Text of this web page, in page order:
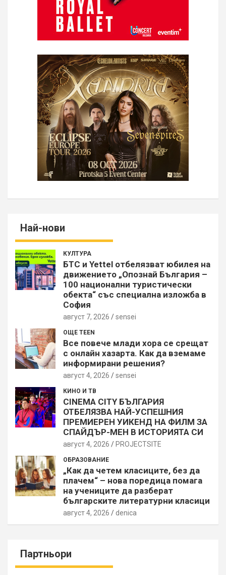
Най-нови
КУЛТУРА
БТС и Yettel отбелязват юбилея на
движението „Опознай България –
100 национални туристически
обекта“ със специална изложба в
София
август 7, 2026 sensei
ОЩЕ TEEN
Все повече млади хора се срещат
с онлайн хазарта. Как да вземаме
информирани решения?
август 4, 2026 sensei
КИНО И ТВ
CINEMA CITY БЪЛГАРИЯ
ОТБЕЛЯЗВА НАЙ-УСПЕШНИЯ
ПРЕМИЕРЕН УИКЕНД НА ФИЛМ ЗА
СПАЙДЪР-МЕН В ИСТОРИЯТА СИ
август 4, 2026 PROJECTSITЕ
ОБРАЗОВАНИЕ
„Как да четем класиците, без да
плачем“ – нова поредица помага
на учениците да разберат
българските литературни класици
август 4, 2026 denica
Партньори